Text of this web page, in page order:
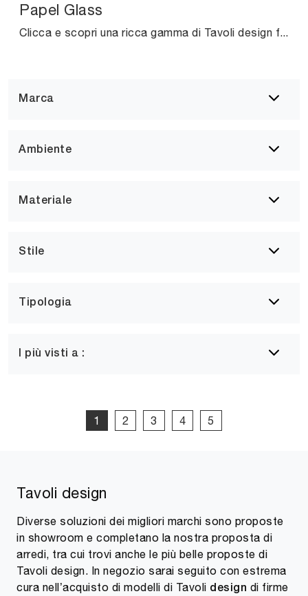
Marca
Ambiente
Materiale
Stile
Tipologia
I più visti a :
Papel Glass
Clicca e scopri una ricca gamma di Tavoli design fissi da pranzo! Il modello Papel Glass di Cattelan Italia ti sta aspettando.
1 2 3 4 5
Tavoli design
Diverse soluzioni dei migliori marchi sono proposte
in showroom e completano la nostra proposta di
arredi, tra cui trovi anche le più belle proposte di
Tavoli design. In negozio sarai seguito con estrema
cura nell’acquisto di modelli di Tavoli design di firme